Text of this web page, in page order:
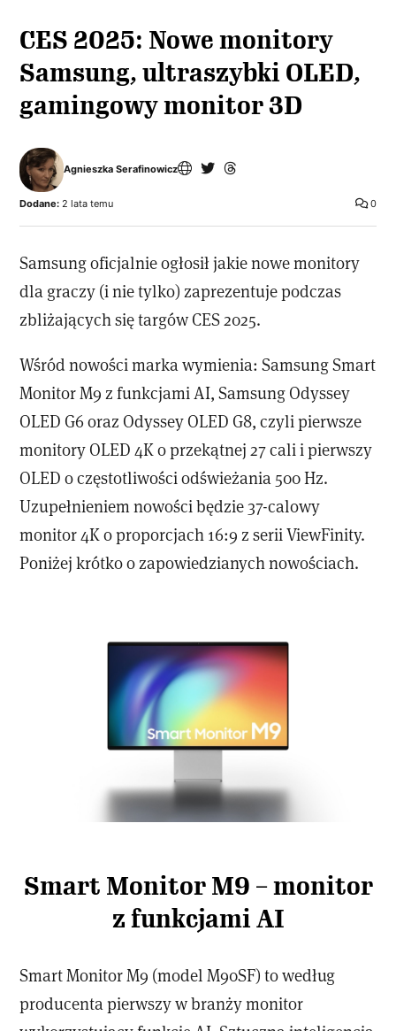
CES 2025: Nowe monitory
Samsung, ultraszybki OLED,
gamingowy monitor 3D
Agnieszka Serafinowicz
0
Dodane: 2 lata temu
Samsung oficjalnie ogłosił jakie nowe monitory
dla graczy (i nie tylko) zaprezentuje podczas
zbliżających się targów CES 2025.
Wśród nowości marka wymienia: Samsung Smart
Monitor M9 z funkcjami AI, Samsung Odyssey
OLED G6 oraz Odyssey OLED G8, czyli pierwsze
monitory OLED 4K o przekątnej 27 cali i pierwszy
OLED o częstotliwości odświeżania 500 Hz.
Uzupełnieniem nowości będzie 37-calowy
monitor 4K o proporcjach 16:9 z serii ViewFinity.
Poniżej krótko o zapowiedzianych nowościach.
Smart Monitor M9 – monitor
z funkcjami AI
Smart Monitor M9 (model M90SF) to według
producenta pierwszy w branży monitor